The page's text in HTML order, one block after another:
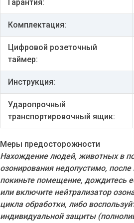
Гарантия:
Комплектация:
Цифровой розеточный
таймер:
Инструкция:
Ударопрочный
транспортировочный ящик:
Меры предосторожности
Нахождение людей, животных в
озонирования недопустимо,
покиньте помещение, дождитесь
или включите нейтрализатор
цикла обработки, либо
индивидуальной защиты